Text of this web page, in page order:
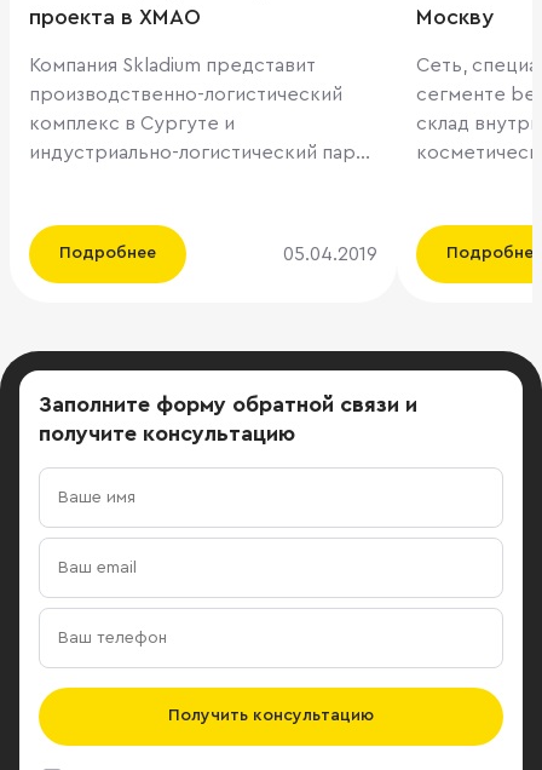
проекта в ХМАО
Компания Skladium представит
производственно-логистический
комплекс в Сургуте и
индустриально-логистический парк
промышленном форуме в Ханты-
Мансийске, сообщает пресс-служба
комплекс в Сургуте. Общая
на которых планируется построить
более 120 000 кв. м складских
помещений для размещения
распределительных центров
крупнейших федеральных торговых
сетей, дистрибьюторов,
логистических и производственных
компаний. Второй проект –
индустриально-логистический парк
Проект в полной мере оснащен
необходимыми инженерными
Подробнее 05.04.2019
Москву
Сеть,
сегменте
склад внутри
служба
beauty-
сделки,
«Ритейл сегодня развивается таким
становятся
Андрей
востоке
Подробнее
Заполните форму обратной связи и
получите консультацию
Получить консультацию